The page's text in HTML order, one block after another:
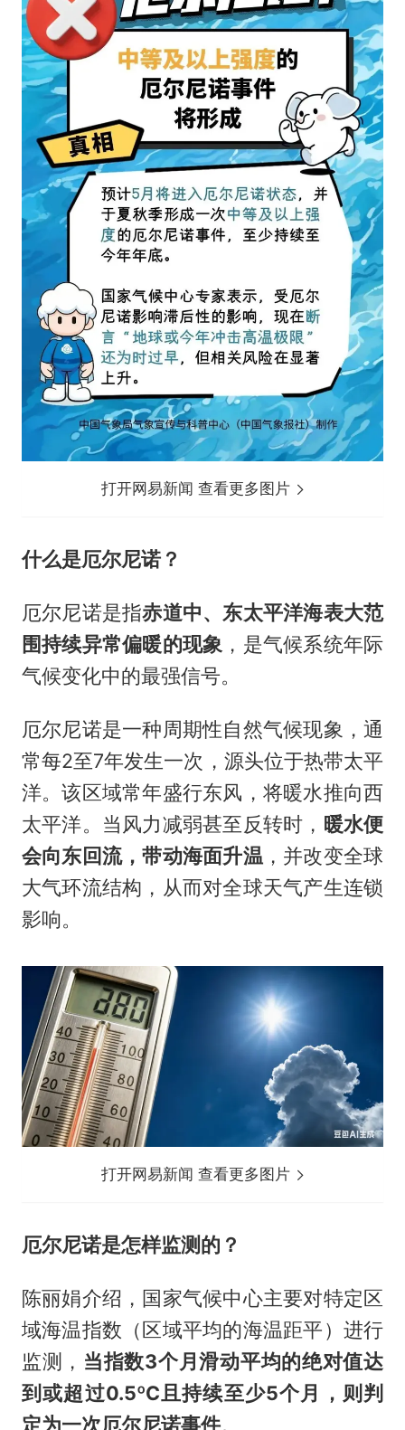
打开网易新闻 查看更多图片
什么是厄尔尼诺？
厄尔尼诺是指赤道中、东太平洋海表大范
围持续异常偏暖的现象 ，是气候系统年际
气候变化中的最强信号。
厄尔尼诺是一种周期性自然气候现象，通
常每2至7年发生一次，源头位于热带太平
洋。该区域常年盛行东风，将暖水推向西
太平洋。当风力减弱甚至反转时， 暖水便
会向东回流，带动海面升温 ，并改变全球
大气环流结构，从而对全球天气产生连锁
影响。
打开网易新闻 查看更多图片
厄尔尼诺是怎样监测的？
陈丽娟介绍，国家气候中心主要对特定区
域海温指数（区域平均的海温距平）进行
监测， 当指数3个月滑动平均的绝对值达
到或超过0.5ºC且持续至少5个月，则判
定为一次厄尔尼诺事件。